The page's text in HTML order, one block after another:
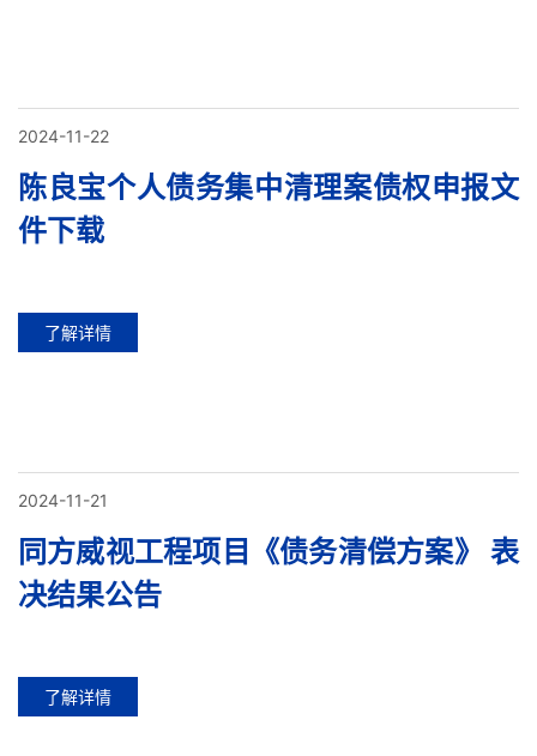
2024-11-22
陈良宝个人债务集中清理案债权申报文
件下载
了解详情
2024-11-21
同方威视工程项目《债务清偿方案》 表
决结果公告
了解详情